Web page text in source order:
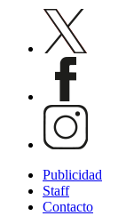
Publicidad
Staff
Contacto